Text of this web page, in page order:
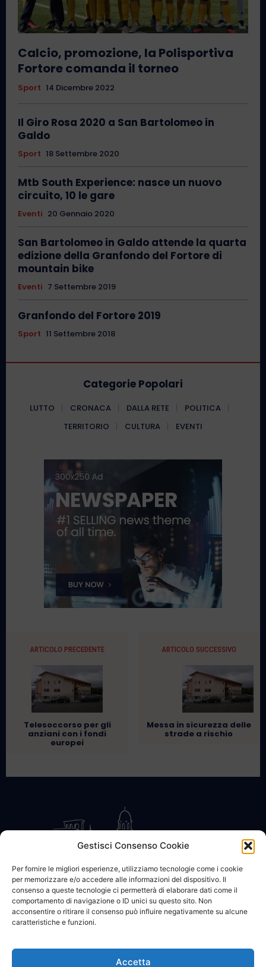
Gestisci Consenso Cookie
Per fornire le migliori esperienze, utilizziamo tecnologie come i cookie
per memorizzare e/o accedere alle informazioni del dispositivo. Il
consenso a queste tecnologie ci permetterà di elaborare dati come il
comportamento di navigazione o ID unici su questo sito. Non
acconsentire o ritirare il consenso può influire negativamente su alcune
caratteristiche e funzioni.
Accetta
Calcio, promozione, la Polisportiva
Fortore comanda il torneo
Sport 14 Dicembre 2022
Il Giro Rosa 2020 a San Bartolomeo in
Galdo
Sport 18 Settembre 2020
Mtb South Experience: nasce un nuovo
circuito, 10 le gare
Eventi 20 Gennaio 2020
San Bartolomeo in Galdo attende la quarta
edizione della Granfondo del Fortore di
mountain bike
Eventi 7 Settembre 2019
Granfondo del Fortore 2019
Sport 11 Settembre 2018
Categorie Popolari
LUTTO CRONACA DALLA RETE
POLITICA
TERRITORIO
CULTURA EVENTI
ARTICOLO PRECEDENTE
Telesoccorso per gli
anziani con i fondi
europei
ARTICOLO SUCCESSIVO
Messa in sicurezza delle
strade a rischio
CONTATTACI COOKIE POLICY PRIVACY